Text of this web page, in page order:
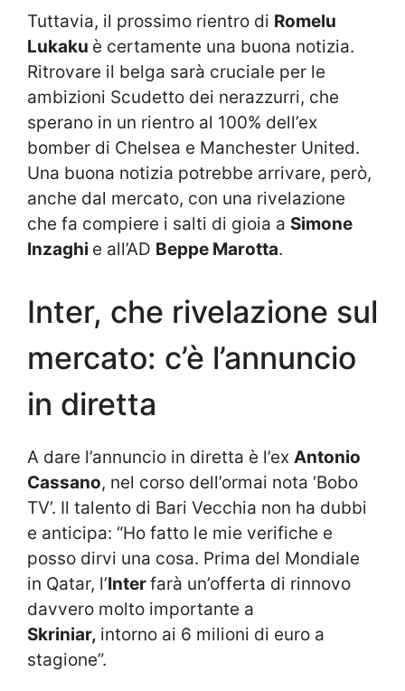
Tuttavia, il prossimo rientro di Romelu
Lukaku è certamente una buona notizia.
Ritrovare il belga sarà cruciale per le
ambizioni Scudetto dei nerazzurri, che
sperano in un rientro al 100% dell’ex
bomber di Chelsea e Manchester United.
Una buona notizia potrebbe arrivare, però,
anche dal mercato, con una rivelazione
che fa compiere i salti di gioia a Simone
Inzaghi e all’AD Beppe Marotta.
Inter, che rivelazione sul
mercato: c’è l’annuncio
in diretta
A dare l’annuncio in diretta è l’ex Antonio
Cassano, nel corso dell’ormai nota ‘Bobo
TV’. Il talento di Bari Vecchia non ha dubbi
e anticipa: “Ho fatto le mie verifiche e
posso dirvi una cosa. Prima del Mondiale
in Qatar, l’Interfarà un’offerta di rinnovo
davvero molto importante a
Skriniar, intorno ai 6 milioni di euro a
stagione”.